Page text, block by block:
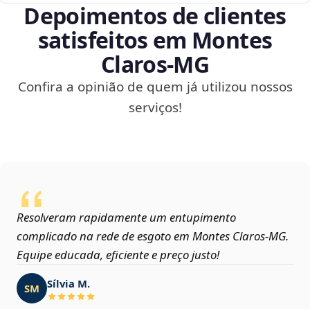
Depoimentos de clientes
satisfeitos em Montes
Claros‑MG
Confira a opinião de quem já utilizou nossos
serviços!
Resolveram rapidamente um entupimento
complicado na rede de esgoto em Montes Claros‑MG.
Equipe educada, eficiente e preço justo!
SM Sílvia M.